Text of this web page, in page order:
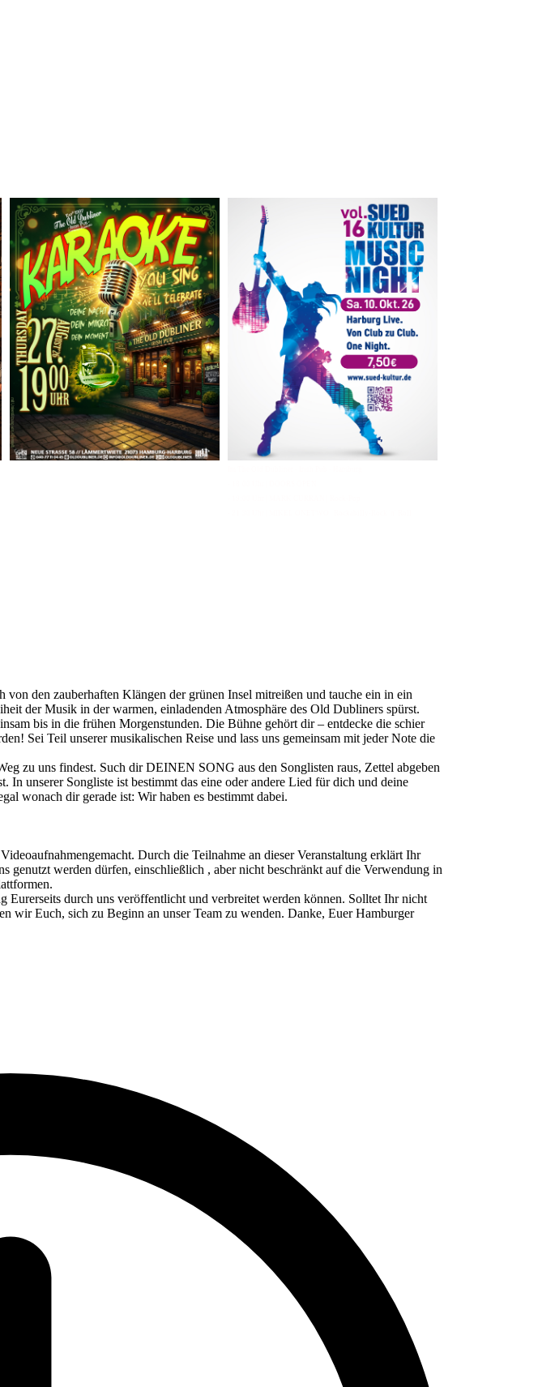
den zauberhaften Klängen der grünen Insel mitreißen und tauche ein in ein
der Musik in der warmen, einladenden Atmosphäre des Old Dubliners spürst.
bis in die frühen Morgenstunden. Die Bühne gehört dir – entdecke die schier
Sei Teil unserer musikalischen Reise und lass uns gemeinsam mit jeder Note die
zu uns findest. Such dir DEINEN SONG aus den Songlisten raus, Zettel abgeben
unserer Songliste ist bestimmt das eine oder andere Lied für dich und deine
wonach dir gerade ist: Wir haben es bestimmt dabei.
Durch die Teilnahme an dieser Veranstaltung erklärt Ihr
genutzt werden dürfen, einschließlich , aber nicht beschränkt auf die Verwendung in
durch uns veröffentlicht und verbreitet werden können. Solltet Ihr nicht
wir Euch, sich zu Beginn an unser Team zu wenden. Danke, Euer Hamburger